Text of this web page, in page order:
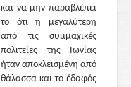
και να μην παραβλέπει
το ότι η μεγαλύτερη
από τις συμμαχικές
πολιτείες της Ιωνίας
ήταν αποκλεισμένη από
θάλασσα και το έδαφός